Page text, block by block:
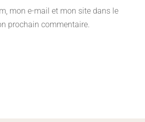
mon e-mail et mon site dans le
prochain commentaire.